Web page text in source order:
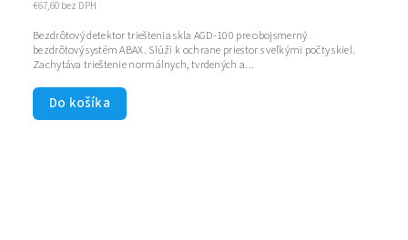
€67,60 bez DPH
Do košíka
Bezdrôtový detektor trieštenia skla AGD-100 pre obojsmerný
bezdrôtový systém ABAX. Slúži k ochrane priestor s veľkými počty skiel.
Zachytáva trieštenie normálnych, tvrdených a...